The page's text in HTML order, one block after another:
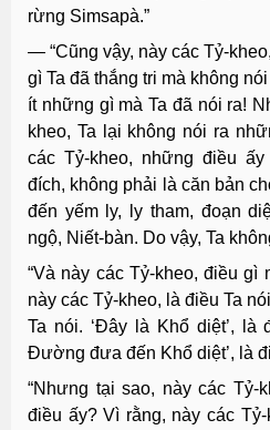
rừng Simsapà.”
— “Cũng vậy, này các Tỷ-
gì Ta đã thắng tri mà không
ít những gì mà Ta đã nói ra!
kheo, Ta lại không nói ra
các Tỷ-kheo, những điều
đích, không phải là căn bản
đến yếm ly, ly tham, đoạn
ngộ, Niết-bàn. Do vậy, Ta
“Và này các Tỷ-kheo, điều gì
này các Tỷ-kheo, là điều Ta
Ta nói. ‘Ðây là Khổ diệt’, là
Ðường đưa đến Khổ diệt’, là
“Nhưng tại sao, này các Tỷ-
điều ấy? Vì rằng, này các